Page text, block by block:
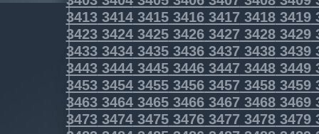
3413341434153416341734183419
3423342434253426342734283429
3433343434353436343734383439
3443344434453446344734483449
3453345434553456345734583459
3463346434653466346734683469
3473347434753476347734783479